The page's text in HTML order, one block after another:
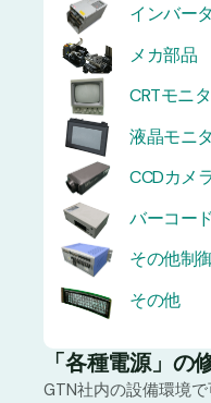
インバータ
メカ部品
CRTモニ
液晶モニ
CCDカメ
バーコード
その他制
その他
「各種電源」の
GTN社内の設備環境